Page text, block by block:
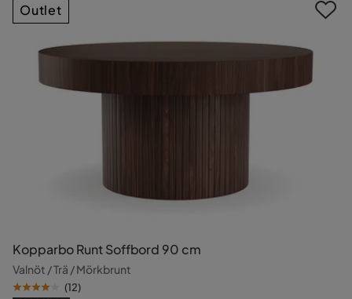
Kopparbo Runt Soffbord 90 cm
Valnöt / Trä / Mörkbrunt
(12)
Outlet